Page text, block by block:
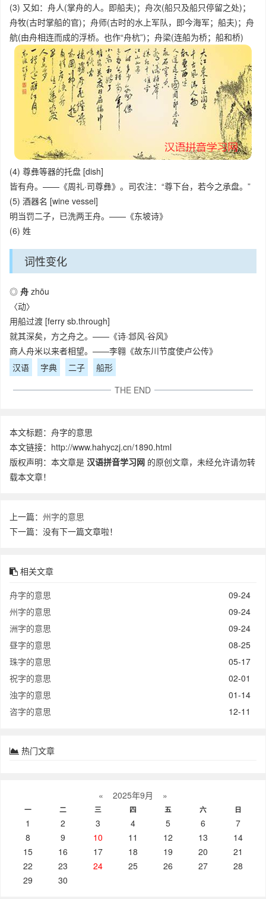
(3) 又如：舟人(掌舟的人。即船夫)；舟次(船只及船只停留之处)；
舟牧(古时掌船的官)；舟师(古时的水上军队，即今海军；船夫)；舟
航(由舟相连而成的浮桥。也作“舟杭”)；舟梁(连船为桥；船和桥)
(4) 尊彝等器的托盘 [dish]
皆有舟。——《周礼·司尊彝》。司农注：“尊下台，若今之承盘。”
(5) 酒器名 [wine vessel]
明当罚二子，已洗两王舟。——《东坡诗》
(6) 姓
词性变化
◎ 舟 zhōu
〈动〉
用船过渡 [ferry sb.through]
就其深矣，方之舟之。——《诗·邶风·谷风》
商人舟米以来者相望。——李翱《故东川节度使卢公传》
汉语
字典 二子
船形
THE END
本文标题：舟字的意思
本文链接：http://www.hahyczj.cn/1890.html
版权声明：本文章是 汉语拼音学习网 的原创文章，未经允许请勿转
载本文章！
上一篇： 州字的意思
下一篇：没有下一篇文章啦！
相关文章
09-24
舟字的意思
09-24
州字的意思
09-24
洲字的意思
08-25
昼字的意思
05-17
珠字的意思
02-01
祝字的意思
01-14
浊字的意思
12-11
咨字的意思
热门文章
« 2025年9月 »
一 二 三 四 五 六 日
1 2 3 4 5 6
7
8
9 10 11 12 13
14
15
16 17 18 19 20
21
22
23 24 25 26 27
28
29
30